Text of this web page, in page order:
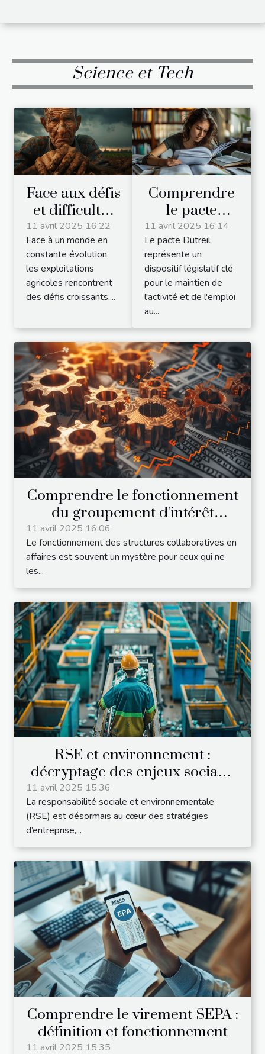
Science et Tech
Face aux défis
et difficultés
des
exploitations
agricoles
11 avril 2025 16:22
Face à un monde en
constante évolution,
les exploitations
agricoles rencontrent
des défis croissants,...
Comprendre
le pacte
Dutreil pour
les
entreprises
individuelles
11 avril 2025 16:14
Le pacte Dutreil
représente un
dispositif législatif clé
pour le maintien de
l'activité et de l'emploi
au...
Comprendre le fonctionnement
du groupement d'intérêt
économique
11 avril 2025 16:06
Le fonctionnement des structures collaboratives en
affaires est souvent un mystère pour ceux qui ne
les...
RSE et environnement :
décryptage des enjeux sociaux
pour les entreprises
11 avril 2025 15:36
La responsabilité sociale et environnementale
(RSE) est désormais au cœur des stratégies
d’entreprise,...
Comprendre le virement SEPA :
définition et fonctionnement
11 avril 2025 15:35